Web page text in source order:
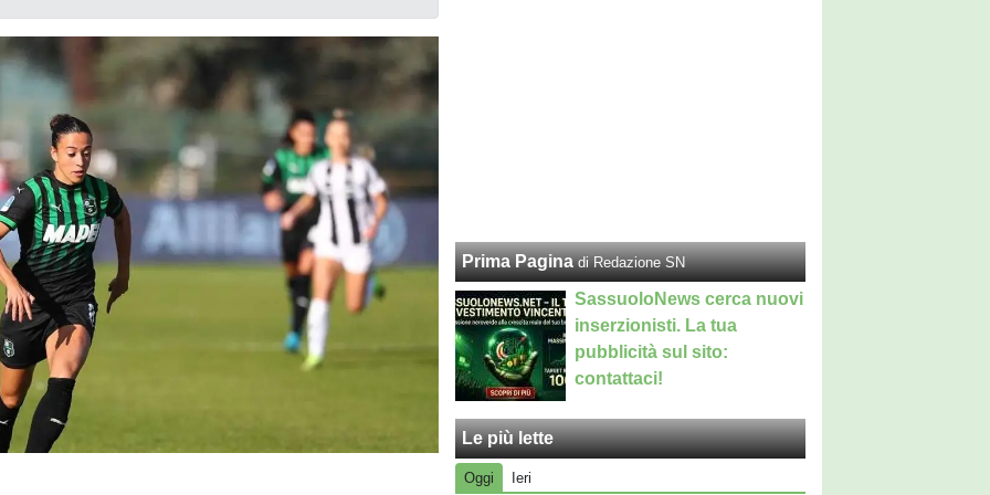
Prima Pagina di Redazione SN
SassuoloNews cerca nuovi
inserzionisti. La tua
pubblicità sul sito:
contattaci!
Le più lette
Oggi Ieri